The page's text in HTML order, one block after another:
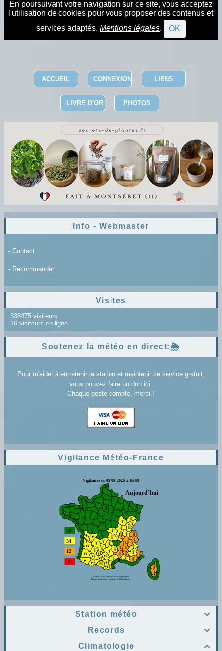
En poursuivant votre navigation sur ce site, vous acceptez
l'utilisation de cookies pour vous proposer des contenus et
services adaptés. Mentions légales. OK
ACCUEIL CONNEXION LIENS
LIVRE D'OR PHOTOS
Info - Webmaster
- Contact
- Recommander
Visites
338475 visiteurs
16 visiteurs en ligne
Soutenez la météo en direct:🌦️
Pour m'aider à entretenir la station et maintenir ce service gratuit,
vous pouvez faire un don ici.
Chaque geste compte, merci !
Vigilance Météo-France

Station météo

Records

Climatologie